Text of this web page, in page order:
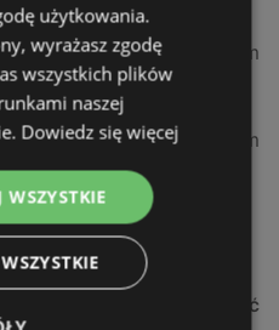
57,07 km
59,29 km
ODLEGŁOŚĆ
użytkowania.
wyrażasz zgodę
wszystkich plików
naszej
Dowiedz się więcej
WSZYSTKIE